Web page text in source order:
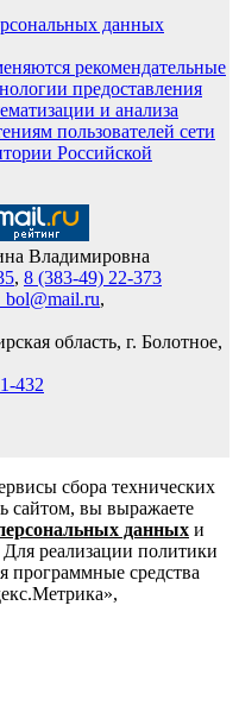
данных
рекомендательные
предоставления
и анализа
пользователей сети
Российской
Владимировна
, 8 (383-49) 22-373
,
область, г. Болотное,
432
сбора технических
сайтом, вы выражаете
данных и
реализации политики
программные средства